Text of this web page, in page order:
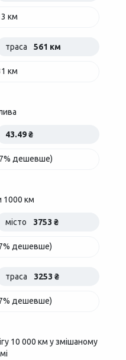
км
траса 561 км
км
43.49 ₴
дешевше)
1000 км
місто 3753 ₴
дешевше)
траса 3253 ₴
дешевше)
10 000 км у змішаному